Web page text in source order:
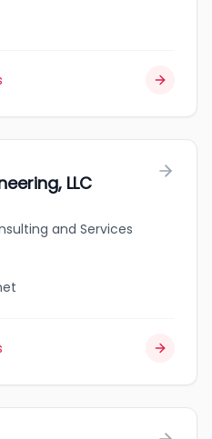
LLC
and Services